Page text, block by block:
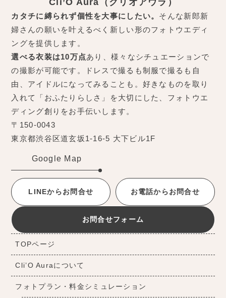
Cli’O Aura（クリオアウラ）
カタチに縛られず個性を大事にしたい。 そんな新郎新
婦さんの願いを叶えるべく新しい形のフォトウエディ
ングを提供します。
選べる衣装は10万点あり、様々なシチュエーションで
の撮影が可能です。ドレスで撮るも制服で撮るも自
由、アイドルになってみることも。好きなものを取り
入れて「おふたりらしさ」を大切にした、フォトウエ
ディング創りをお手伝いします。
〒150-0043
東京都渋谷区道玄坂1-16-5 大下ビル1F
Google Map
LINEからお問合せ お電話からお問合せ
お問合せフォーム
TOPページ
Cli’O Auraについて
フォトプラン・料金シミュレーション